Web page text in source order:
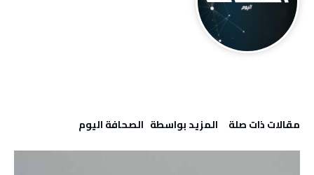
‫مقالات ذات صلة‬ ‫‫المزيد بواسطة‬ ‬ ‭ ‬الصحافة‭ ‬اليوم